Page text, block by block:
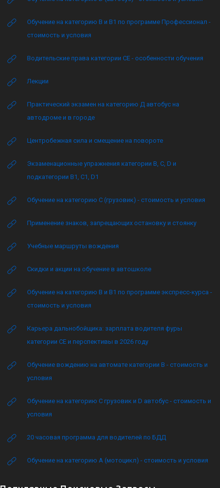
Обучение на категорию B и B1 по программе Профессионал -
стоимость и условия
Водительские права категории CE - особенности обучения
Лекции
Практический экзамен на категорию Д автобус на
автодроме и в городе
Центробежная сила и смещение на повороте
Экзаменационные упражнения категории B, C, D и
подкатегории B1, C1, D1
Обучение на категорию C (грузовик) - стоимость и условия
Применение знаков, запрещающих остановку и стоянку
Учебные маршруты вождения
Скидки и акции на обучение в автошколе
Обучение на категорию B и B1 по программе экспресс-курса -
стоимость и условия
Карьера дальнобойщика: зарплата водителя фуры
категории CE и перспективы в 2026 году
Обучение вождению на автомате категории B - стоимость и
условия
Обучение на категорию C грузовик и D автобус - стоимость и
условия
20 часовая программа для водителей по БДД
Обучение на категорию А (мотоцикл) - стоимость и условия